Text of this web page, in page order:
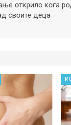
открило кога
своите деца